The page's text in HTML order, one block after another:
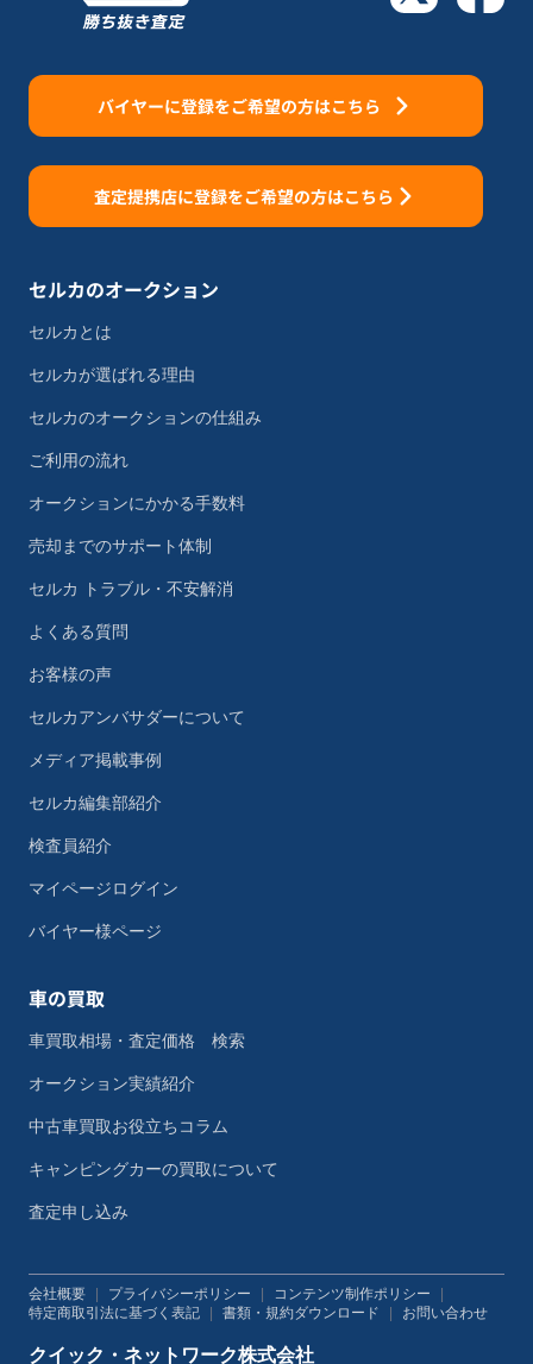
バイヤーに登録をご希望の方はこちら
査定提携店に登録をご希望の方はこちら
セルカのオークション
セルカとは
セルカが選ばれる理由
セルカのオークションの仕組み
ご利用の流れ
オークションにかかる手数料
売却までのサポート体制
セルカ トラブル・不安解消
よくある質問
お客様の声
セルカアンバサダーについて
メディア掲載事例
セルカ編集部紹介
検査員紹介
マイページログイン
バイヤー様ページ
車の買取
車買取相場・査定価格 検索
オークション実績紹介
中古車買取お役立ちコラム
キャンピングカーの買取について
査定申し込み
会社概要 プライバシーポリシー コンテンツ制作ポリシー
特定商取引法に基づく表記
書類・規約ダウンロード お問い合わせ
クイック・ネットワーク株式会社